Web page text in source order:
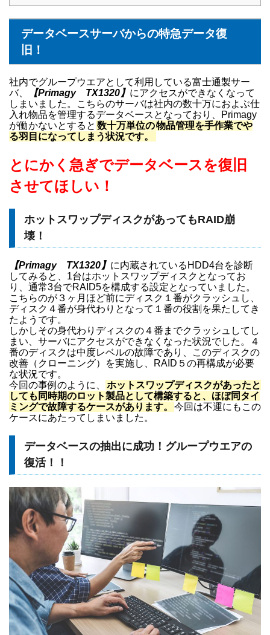
データベースサーバからの特急データ復
旧！
社内でグループウエアとして利用している富士通製サー
バ、
【Primagy TX1320】 にアクセスができなくなって
しまいました。こちらのサーバは社内の数十万におよぶ仕
入れ物品を管理するデータベースとなっており、Primagy
が働かないとすると 数十万単位の物品管理を手作業でや
る羽目になってしまう状況です。
とにかく急ぎでデータベースを復旧
させてほしい！
ホットスワップディスクがあってもRAID崩
壊！
【Primagy TX1320】 に内蔵されているHDD4台を診断
してみると、1台はホットスワップディスクとなってお
り、通常3台でRAID5を構成する設定となっていました。
こちらのが３ヶ月ほど前にディスク１番がクラッシュし、
ディスク４番が身代わりとなって１番の役割を果たしてき
たようです。
しかしその身代わりディスクの４番までクラッシュしてし
まい、サーバにアクセスができなくなった状況でした。４
番のディスクは中度レベルの故障であり、このディスクの
改善（クローニング）を実施し、RAID５の再構成が必要
な状況です。
今回の事例のように、
ホットスワップディスクがあったと
しても同時期のロット製品として構築すると、ほぼ同タイ
ミングで故障するケースがあります。
今回は不運にもこの
ケースにあたってしまいました。
データベースの抽出に成功！グループウエアの
復活！！